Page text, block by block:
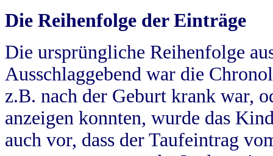
Die Reihenfolge der Einträge
Die ursprüngliche Reihenfolge
Ausschlaggebend war die
z.B. nach der Geburt krank war,
anzeigen konnten, wurde das
auch vor, dass der Taufeintrag